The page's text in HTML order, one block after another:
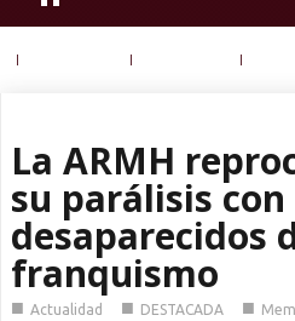
La ARMH
su parálisis con
desaparecidos
franquismo
■ Actualidad ■ DESTACADA ■